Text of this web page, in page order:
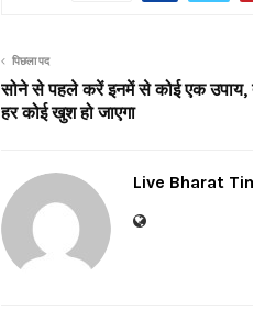
पिछला पद
सोने से पहले करें इनमें से कोई एक
हर कोई खुश हो जाएगा
Live Bharat